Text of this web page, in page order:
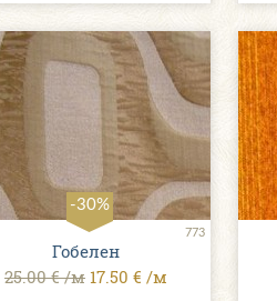
-30%
773
Гобелен
25.00 € /м 17.50 € /м